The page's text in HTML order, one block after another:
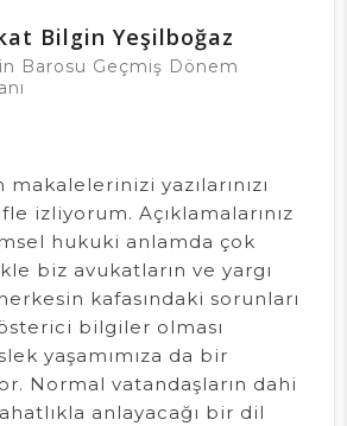
Bilgin Yeşilboğaz
Barosu Geçmiş Dönem
yazılarınızı
izliyorum. Açıklamalarınız
hukuki anlamda çok
biz avukatların ve yargı
kafasındaki sorunları
bilgiler olması
yaşamımıza da bir
Normal vatandaşların dahi
anlayacağı bir dil